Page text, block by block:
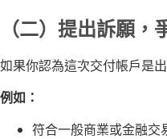
（二）提出訴願，
如果你認為這次交付帳戶是
例如：
符合一般商業或金融交